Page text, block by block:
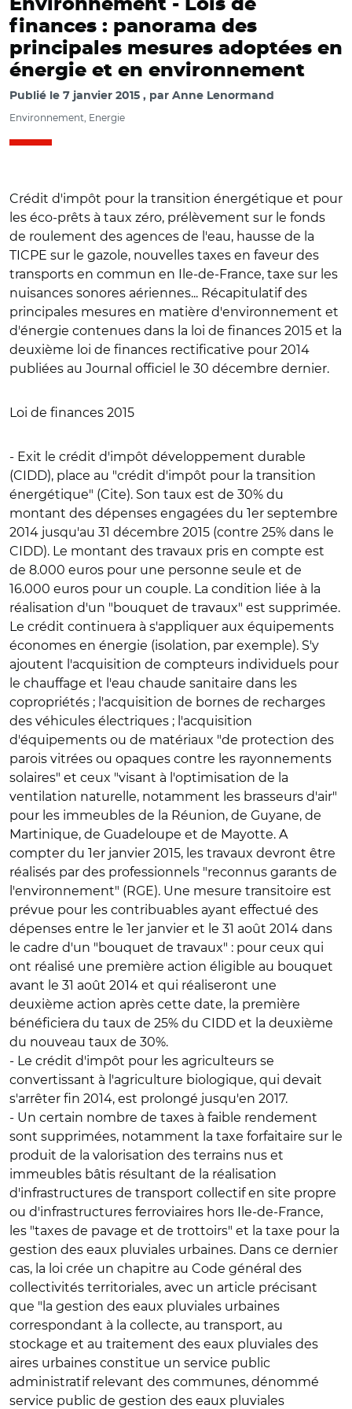
Environnement - Lois de
finances : panorama des
principales mesures adoptées en
énergie et en environnement
Publié le 7 janvier 2015 par Anne Lenormand
Environnement, Energie
Crédit d'impôt pour la transition énergétique et pour
les éco-prêts à taux zéro, prélèvement sur le fonds
de roulement des agences de l'eau, hausse de la
TICPE sur le gazole, nouvelles taxes en faveur des
transports en commun en Ile-de-France, taxe sur les
nuisances sonores aériennes... Récapitulatif des
principales mesures en matière d'environnement et
d'énergie contenues dans la loi de finances 2015 et la
deuxième loi de finances rectificative pour 2014
publiées au Journal officiel le 30 décembre dernier.
Loi de finances 2015
- Exit le crédit d'impôt développement durable
(CIDD), place au "crédit d'impôt pour la transition
énergétique" (Cite). Son taux est de 30% du
montant des dépenses engagées du 1er septembre
2014 jusqu'au 31 décembre 2015 (contre 25% dans le
CIDD). Le montant des travaux pris en compte est
de 8.000 euros pour une personne seule et de
16.000 euros pour un couple. La condition liée à la
réalisation d'un "bouquet de travaux" est supprimée.
Le crédit continuera à s'appliquer aux équipements
économes en énergie (isolation, par exemple). S'y
ajoutent l'acquisition de compteurs individuels pour
le chauffage et l'eau chaude sanitaire dans les
copropriétés ; l'acquisition de bornes de recharges
des véhicules électriques ; l'acquisition
d'équipements ou de matériaux "de protection des
parois vitrées ou opaques contre les rayonnements
solaires" et ceux "visant à l'optimisation de la
ventilation naturelle, notamment les brasseurs d'air"
pour les immeubles de la Réunion, de Guyane, de
Martinique, de Guadeloupe et de Mayotte. A
compter du 1er janvier 2015, les travaux devront être
réalisés par des professionnels "reconnus garants de
l'environnement" (RGE). Une mesure transitoire est
prévue pour les contribuables ayant effectué des
dépenses entre le 1er janvier et le 31 août 2014 dans
le cadre d'un "bouquet de travaux" : pour ceux qui
ont réalisé une première action éligible au bouquet
avant le 31 août 2014 et qui réaliseront une
deuxième action après cette date, la première
bénéficiera du taux de 25% du CIDD et la deuxième
du nouveau taux de 30%.
- Le crédit d'impôt pour les agriculteurs se
convertissant à l'agriculture biologique, qui devait
s'arrêter fin 2014, est prolongé jusqu'en 2017.
- Un certain nombre de taxes à faible rendement
sont supprimées, notamment la taxe forfaitaire sur le
produit de la valorisation des terrains nus et
immeubles bâtis résultant de la réalisation
d'infrastructures de transport collectif en site propre
ou d'infrastructures ferroviaires hors Ile-de-France,
les "taxes de pavage et de trottoirs" et la taxe pour la
gestion des eaux pluviales urbaines. Dans ce dernier
cas, la loi crée un chapitre au Code général des
collectivités territoriales, avec un article précisant
que "la gestion des eaux pluviales urbaines
correspondant à la collecte, au transport, au
stockage et au traitement des eaux pluviales des
aires urbaines constitue un service public
administratif relevant des communes, dénommé
service public de gestion des eaux pluviales